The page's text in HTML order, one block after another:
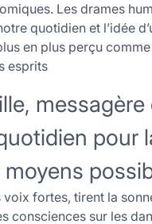
Les drames
quotidien et l’idée
en plus perçu
esprits
messagère
pour
voix fortes, tirent la
consciences sur les